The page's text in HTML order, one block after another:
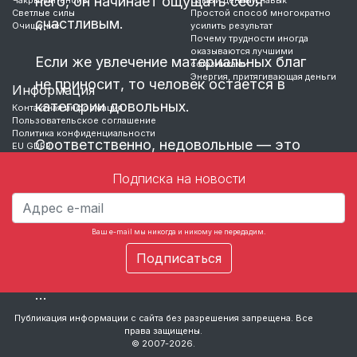
…
счастливым.
Если же увлечение материальных благ
не приносит, то человек остается в
категории довольных.
Соответственно, недовольные — это
реализации увлечений дело не доходит.
Несчастные — те, у кого нет
нормальных и здоровых увлечений,
кому материальные
…
Светлые силы
Очищение
Простой способ многократно
усилить результат
Почему трудности иногда
оказываются лучшими
союзниками
Энергия, притягивающая деньги
Информация
Контактная информация
Пользовательское соглашение
Политика конфиденциальности
EU GDPR
Подписка на новости
Ваш e-mail мы никогда и никому не передадим.
Публикация информации с сайта без разрешения запрещена. Все
права защищены.
© 2007-2026.